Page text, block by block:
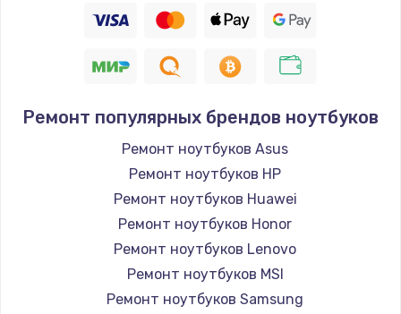
Ремонт популярных брендов ноутбуков
Ремонт ноутбуков Asus
Ремонт ноутбуков HP
Ремонт ноутбуков Huawei
Ремонт ноутбуков Honor
Ремонт ноутбуков Lenovo
Ремонт ноутбуков MSI
Ремонт ноутбуков Samsung